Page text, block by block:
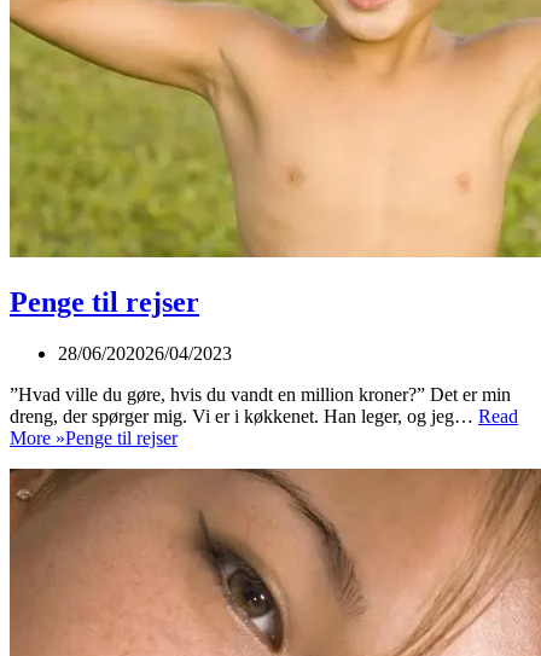
Penge til rejser
28/06/202026/04/2023
”Hvad ville du gøre, hvis du vandt en million kroner?” Det er min
dreng, der spørger mig. Vi er i køkkenet. Han leger, og jeg… Read
More »Penge til rejser